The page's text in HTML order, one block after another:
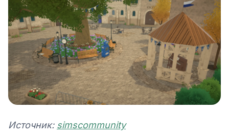
Источник: simscommunity